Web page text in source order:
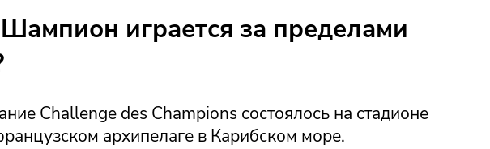
играется за пределами
Challenge des Champions состоялось на стадионе
архипелаге в Карибском море.